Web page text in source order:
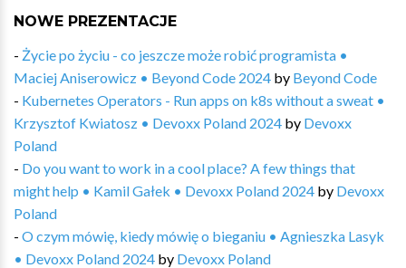
NOWE PREZENTACJE
- Życie po życiu - co jeszcze może robić programista •
Maciej Aniserowicz • Beyond Code 2024 by Beyond Code
- Kubernetes Operators​ - Run apps on k8s without a sweat •
Krzysztof Kwiatosz • Devoxx Poland 2024 by Devoxx
Poland
- Do you want to work in a cool place? A few things that
might help • Kamil Gałek • Devoxx Poland 2024 by Devoxx
Poland
- O czym mówię, kiedy mówię o bieganiu • Agnieszka Lasyk
• Devoxx Poland 2024 by Devoxx Poland